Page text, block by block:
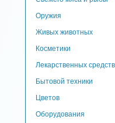
Оружия
Живых животных
Косметики
Лекарственных средств
Бытовой техники
Цветов
Оборудования